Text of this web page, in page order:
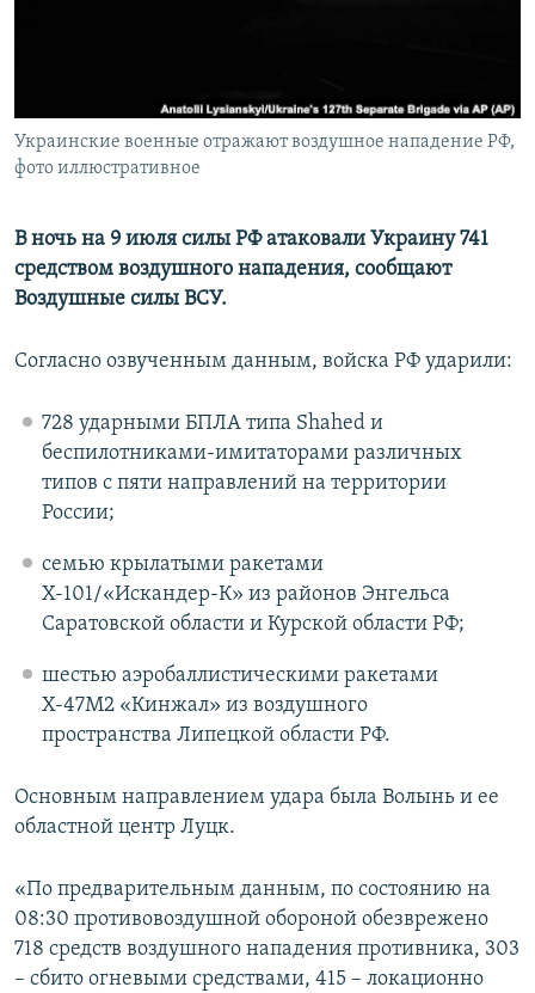
УКРАИНСКАЯ ПРОБЛЕМА КРЫМА
Все сайты RFE/RL
Украинские военные отражают воздушное нападение РФ,
фото иллюстративное
В ночь на 9 июля силы РФ атаковали Украину 741
средством воздушного нападения, сообщают
Воздушные силы ВСУ.
Согласно озвученным данным, войска РФ ударили:
728 ударными БПЛА типа Shahed и
беспилотниками-имитаторами различных
типов с пяти направлений на территории
России;
семью крылатыми ракетами
Х-101/«Искандер-К» из районов Энгельса
Саратовской области и Курской области РФ;
шестью аэробаллистическими ракетами
Х-47М2 «Кинжал» из воздушного
пространства Липецкой области РФ.
Основным направлением удара была Волынь и ее
областной центр Луцк.
«По предварительным данным, по состоянию на
08:30 противовоздушной обороной обезврежено
718 средств воздушного нападения противника, 303
– сбито огневыми средствами, 415 – локационно